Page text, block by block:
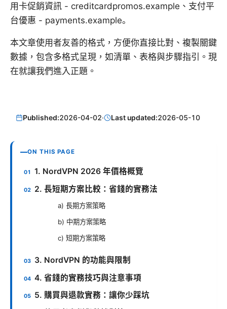
用卡促銷資訊 - creditcardpromos.example、支付平
台優惠 - payments.example。
本文章使用者友善的格式，方便你直接比對、複製關鍵
數據，包含多格式呈現，如清單、表格與步驟指引。現
在就讓我們進入正題。
Published:2026-04-02· Last updated:2026-05-10
ON THIS PAGE
1. NordVPN 2026 年價格概覽
2. 長短期方案比較：省錢的實務法
a) 長期方案策略
b) 中期方案策略
c) 短期方案策略
3. NordVPN 的功能與限制
4. 省錢的實務技巧與注意事項
5. 購買與退款實務：讓你少踩坑